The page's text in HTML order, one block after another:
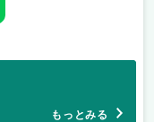
もっとみる